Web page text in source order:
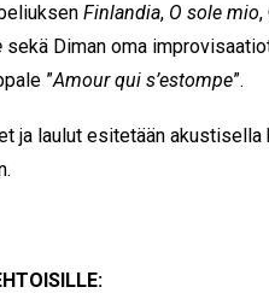
Finlandia, O sole mio,
sekä Diman oma
”Amour qui s’estompe”.
ja laulut esitetään akustisella